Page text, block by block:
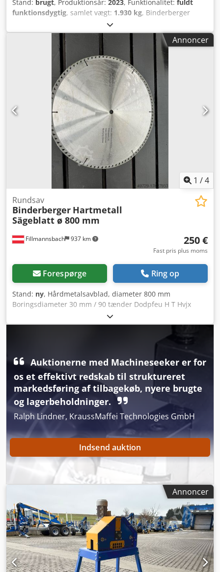
Stand: brugt, Produktionsår: 2023, Funktionalitet: fuldt
funktionsdygtig, samlet vægt: 1.930 kg, Binderberger
GI25EZ proline liggende meterspalter Dwjdpfxeyg I Dpo
Ahhoa Årgang: 2023 Vægt: 1930 kg Drift: strøm eller PTO
Kørbar med efterfølgende nummerplade op til 25 km/t
Spaltelængde: 130 cm Hastighed i cm/sek: frem: 25/27,
Annoncer
1 /4
Fillmannsbach 937 km
Rundsav
Binderberger Hartmetall
Sägeblatt ø 800 mm
250 €
Fast pris plus moms
Forespørge Ring op
Stand: ny, Hårdmetalsavblad, diameter 800 mm
Boringsdiameter 30 mm / 90 tænder Dodpfeu H T Hvjx
Auktionerne med Machineseeker er for
os et effektivt redskab til struktureret
markedsføring af tilbagekøb, nyere brugte
og lagerbeholdninger.
Ralph Lindner, KraussMaffei Technologies GmbH
Indsend auktion
Annoncer